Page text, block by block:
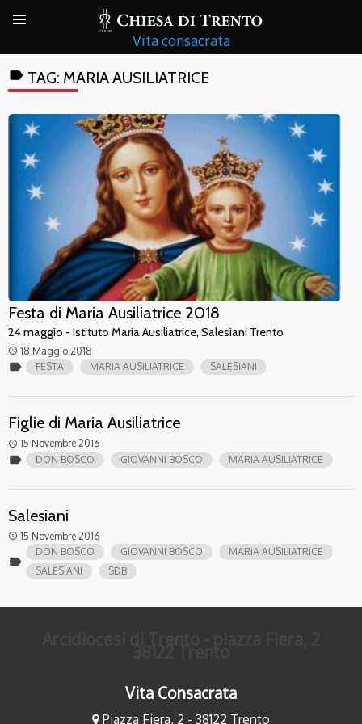
Vita consacrata
label TAG: MARIA AUSILIATRICE
Festa di Maria Ausiliatrice 2018
24 maggio - Istituto Maria Ausiliatrice, Salesiani Trento
access_time 18 Maggio 2018
label FESTA MARIA AUSILIATRICE SALESIANI
Figlie di Maria Ausiliatrice
access_time 15 Novembre 2016
label DON BOSCO GIOVANNI BOSCO MARIA AUSILIATRICE
Salesiani
access_time 15 Novembre 2016
label
DON BOSCO GIOVANNI BOSCO
MARIA AUSILIATRICE
SALESIANI
SDB
Vita Consacrata
Piazza Fiera, 2 - 38122 Trento